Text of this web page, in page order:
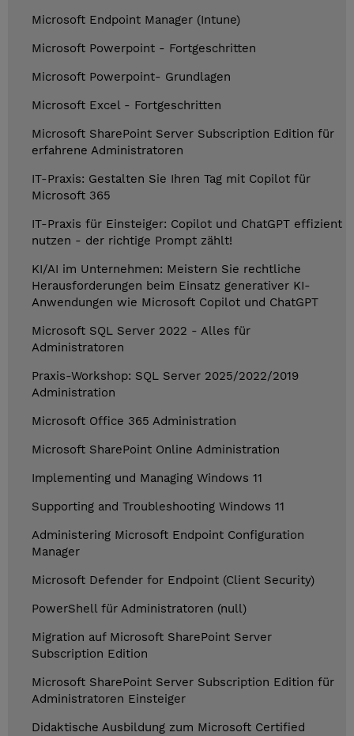
Microsoft Endpoint Manager (Intune)
Microsoft Powerpoint - Fortgeschritten
Microsoft Powerpoint- Grundlagen
Microsoft Excel - Fortgeschritten
Microsoft SharePoint Server Subscription Edition für
erfahrene Administratoren
IT-Praxis: Gestalten Sie Ihren Tag mit Copilot für
Microsoft 365
IT-Praxis für Einsteiger: Copilot und ChatGPT effizient
nutzen - der richtige Prompt zählt!
KI/AI im Unternehmen: Meistern Sie rechtliche
Herausforderungen beim Einsatz generativer KI-
Anwendungen wie Microsoft Copilot und ChatGPT
Microsoft SQL Server 2022 - Alles für
Administratoren
Praxis-Workshop: SQL Server 2025/2022/2019
Administration
Microsoft Office 365 Administration
Microsoft SharePoint Online Administration
Implementing und Managing Windows 11
Supporting and Troubleshooting Windows 11
Administering Microsoft Endpoint Configuration
Manager
Microsoft Defender for Endpoint (Client Security)
PowerShell für Administratoren (null)
Migration auf Microsoft SharePoint Server
Subscription Edition
Microsoft SharePoint Server Subscription Edition für
Administratoren Einsteiger
Didaktische Ausbildung zum Microsoft Certified